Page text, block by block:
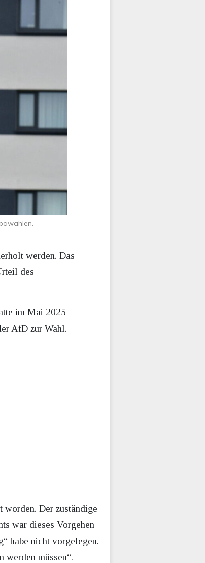
werden. Das
des
im Mai 2025
AfD zur Wahl.
Der zuständige
war dieses Vorgehen
habe nicht vorgelegen.
werden müssen“.